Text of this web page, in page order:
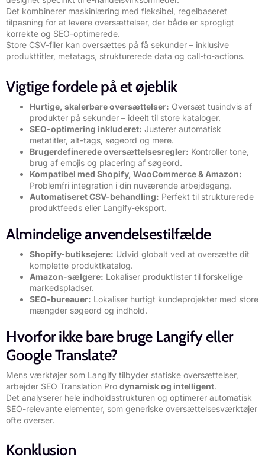
Det kombinerer maskinlæring med fleksibel, regelbaseret
tilpasning for at levere oversættelser, der både er sprogligt
korrekte og SEO-optimerede.
Store CSV-filer kan oversættes på få sekunder – inklusive
produkttitler, metatags, strukturerede data og call-to-actions.
Vigtige fordele på et øjeblik
Hurtige, skalerbare oversættelser: Oversæt tusindvis af
produkter på sekunder – ideelt til store kataloger.
SEO-optimering inkluderet: Justerer automatisk
metatitler, alt-tags, søgeord og mere.
Brugerdefinerede oversættelsesregler: Kontroller tone,
brug af emojis og placering af søgeord.
Kompatibel med Shopify, WooCommerce & Amazon:
Problemfri integration i din nuværende arbejdsgang.
Automatiseret CSV-behandling: Perfekt til strukturerede
produktfeeds eller Langify-eksport.
Almindelige anvendelsestilfælde
Shopify-butiksejere: Udvid globalt ved at oversætte dit
komplette produktkatalog.
Amazon-sælgere: Lokaliser produktlister til forskellige
markedspladser.
SEO-bureauer: Lokaliser hurtigt kundeprojekter med store
mængder søgeord og indhold.
Hvorfor ikke bare bruge Langify eller
Google Translate?
Mens værktøjer som Langify tilbyder statiske oversættelser,
arbejder SEO Translation Pro dynamisk og intelligent.
Det analyserer hele indholdsstrukturen og optimerer automatisk
SEO-relevante elementer, som generiske oversættelsesværktøjer
ofte overser.
Konklusion